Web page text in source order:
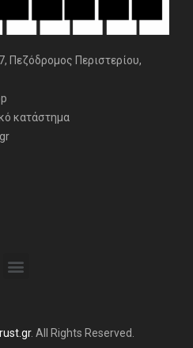
Πεζόδρομος Περιστερίου,
κατάστημα
. All Rights Reserved.